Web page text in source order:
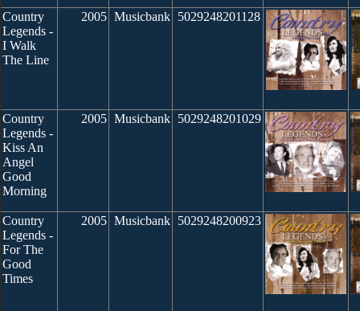
Country
Legends -
I Walk
The Line
2005 Musicbank 5029248201128
Country
Legends -
Kiss An
Angel
Good
Morning
2005 Musicbank 5029248201029
Country
Legends -
For The
Good
Times
2005 Musicbank 5029248200923